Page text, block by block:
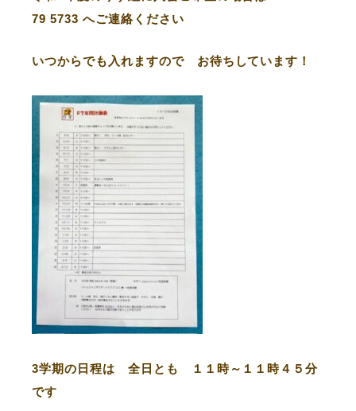
79 5733 へご連絡ください
いつからでも入れますので お待ちしています！
3学期の日程は 全日とも １１時～１１時４５分
です